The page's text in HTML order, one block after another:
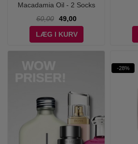
Macadamia Oil - 2 Socks
60,00
49,00
LÆG I KURV
-28%